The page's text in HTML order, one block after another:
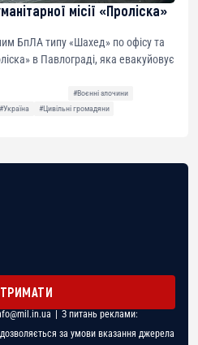
місії «Проліска»
БпЛА типу «Шахед» по офісу та
в Павлограді, яка евакуйовує
#Воєнні злочини
#Україна
#Цивільні громадяни
| З питань реклами:
за умови вказання джерела